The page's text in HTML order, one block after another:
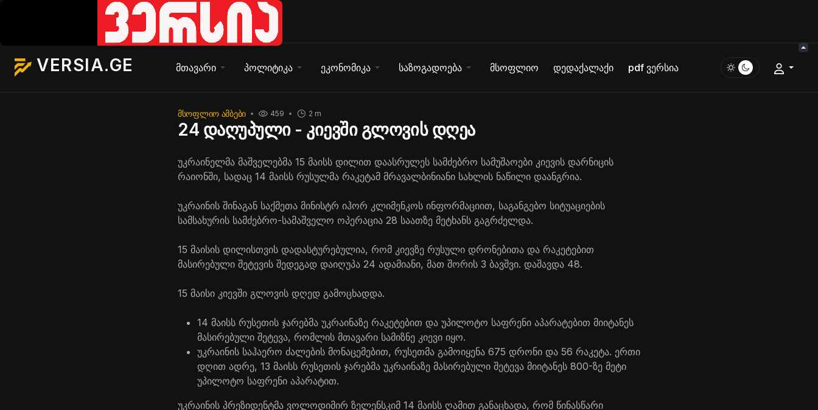
VERSIA.GE მთავარი პოლიტიკა ეკონომიკა საზოგადოება მსოფლიო დედაქალაქი pdf ვერსია
ᲛᲡᲝᲤᲚᲘᲝ ᲐᲛᲑᲔᲑᲘ 2 m
459
24 დაღუპული - კიევში გლოვის დღეა
უკრაინელმა მაშველებმა 15 მაისს დილით დაასრულეს სამძებრო სამუშაოები კიევის დარნიცის
რაიონში, სადაც 14 მაისს რუსულმა რაკეტამ მრავალბინიანი სახლის ნაწილი დაანგრია.
უკრაინის შინაგან საქმეთა მინისტრ იჰორ კლიმენკოს ინფორმაციით, საგანგებო სიტუაციების
სამსახურის სამძებრო-სამაშველო ოპერაცია 28 საათზე მეტხანს გაგრძელდა.
15 მაისის დილისთვის დადასტურებულია, რომ კიევზე რუსული დრონებითა და რაკეტებით
მასირებული შეტევის შედეგად დაიღუპა 24 ადამიანი, მათ შორის 3 ბავშვი. დაშავდა 48.
15 მაისი კიევში გლოვის დღედ გამოცხადდა.
14 მაისს რუსეთის ჯარებმა უკრაინაზე რაკეტებით და უპილოტო საფრენი აპარატებით მიიტანეს
მასირებული შეტევა, რომლის მთავარი სამიზნე კიევი იყო.
უკრაინის საჰაერო ძალების მონაცემებით, რუსეთმა გამოიყენა 675 დრონი და 56 რაკეტა. ერთი
დღით ადრე, 13 მაისს რუსეთის ჯარებმა უკრაინაზე მასირებული შეტევა მიიტანეს 800-ზე მეტი
უპილოტო საფრენი აპარატით.
უკრაინის პრეზიდენტმა ვოლოდიმირ ზელენსკიმ 14 მაისს ღამით განაცხადა, რომ წინასწარი